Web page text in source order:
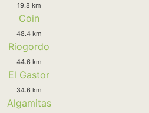
19.8 km
Coin
48.4 km
Riogordo
44.6 km
El Gastor
34.6 km
Algamitas